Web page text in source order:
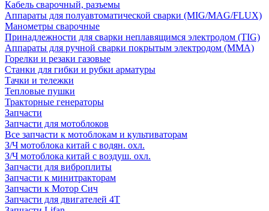
Кабель сварочный, разъемы
Аппараты для полуавтоматической сварки (MIG/MAG/FLUX)
Манометры сварочные
Принадлежности для сварки неплавящимся электродом (TIG)
Аппараты для ручной сварки покрытым электродом (MMA)
Горелки и резаки газовые
Станки для гибки и рубки арматуры
Тачки и тележки
Тепловые пушки
Тракторные генераторы
Запчасти
Запчасти для мотоблоков
Все запчасти к мотоблокам и культиваторам
З/Ч мотоблока китай с водян. охл.
З/Ч мотоблока китай с воздуш. охл.
Запчасти для виброплиты
Запчасти к минитракторам
Запчасти к Мотор Сич
Запчасти для двигателей 4Т